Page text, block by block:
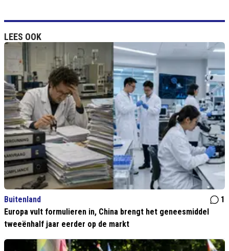
LEES OOK
Buitenland
1
Europa vult formulieren in, China brengt het geneesmiddel
tweeënhalf jaar eerder op de markt